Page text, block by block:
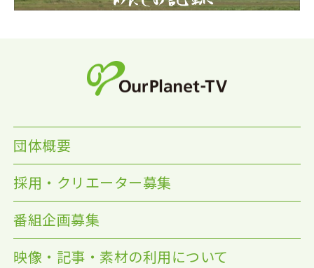
団体概要
採用・クリエーター募集
番組企画募集
映像・記事・素材の利用について